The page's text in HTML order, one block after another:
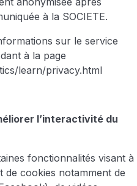
à la SOCIETE.
sur le service
à la page
learn/privacy.html
l’interactivité du
fonctionnalités visant à
de cookies notamment de